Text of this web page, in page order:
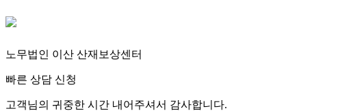
노무법인 이산 산재보상센터
빠른 상담 신청
고객님의 귀중한 시간 내어주셔서 감사합니다.